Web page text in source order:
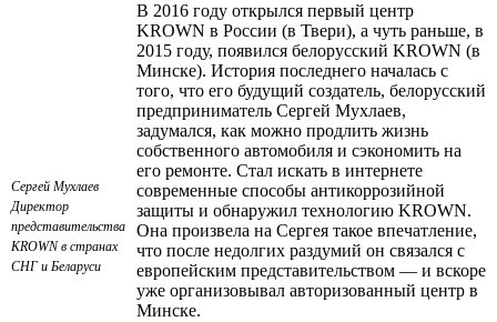
Сергей Мухлаев
Директор
представительства
KROWN в странах
СНГ и Беларуси
В 2016 году открылся первый центр
KROWN в России (в Твери), а чуть раньше, в
2015 году, появился белорусский KROWN (в
Минске). История последнего началась с
того, что его будущий создатель, белорусский
предприниматель Сергей Мухлаев,
задумался, как можно продлить жизнь
собственного автомобиля и сэкономить на
его ремонте. Стал искать в интернете
современные способы антикоррозийной
защиты и обнаружил технологию KROWN.
Она произвела на Сергея такое впечатление,
что после недолгих раздумий он связался с
европейским представительством — и вскоре
уже организовывал авторизованный центр в
Минске.